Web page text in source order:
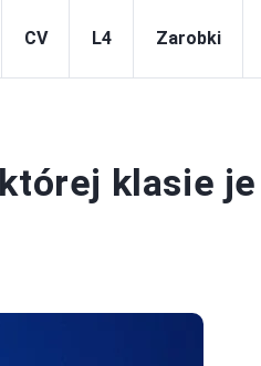
CV L4 Zarobki
klasie je